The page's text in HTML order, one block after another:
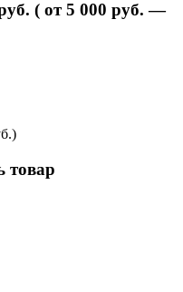
( от 5 000 руб. —
товар